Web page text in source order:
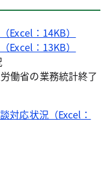
Excel：14KB）
Excel：13KB）
働省の業務統計終了
対応状況（Excel：